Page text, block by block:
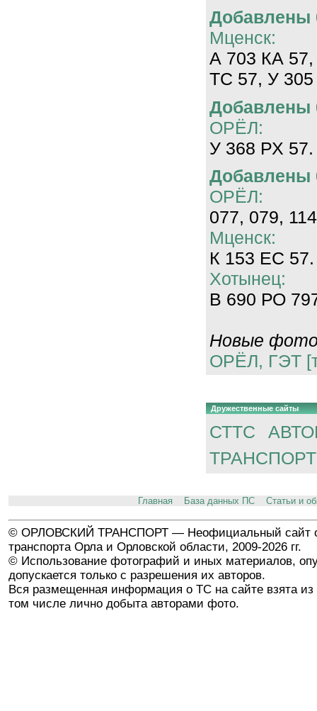
Добавлены
Мценск:
А 703 КА
ТС 57, У
Добавлены
ОРЁЛ:
У 368 РХ 57.
Добавлены
ОРЁЛ:
077, 079,
Мценск:
К 153 ЕС 57.
Хотынец:
В 690 РО
Новые
ОРЁЛ, ГЭТ
Дружественные сайты
СТТС
ТРАНСПОРТ
Главная База данных ПС Статьи и
© ОРЛОВСКИЙ ТРАНСПОРТ — Неофициальный сайт
транспорта Орла и Орловской области, 2009-2026 гг.
© Использование фотографий и иных материалов,
допускается только с разрешения их авторов.
Вся размещенная информация о ТС на сайте взята из
том числе лично добыта авторами фото.